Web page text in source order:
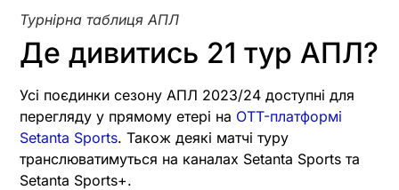
Турнірна таблиця АПЛ
Де дивитись 21 тур АПЛ?
Усі поєдинки сезону АПЛ 2023/24 доступні для
перегляду у прямому етері на OTT-платформі
Setanta Sports. Також деякі матчі туру
транслюватимуться на каналах Setanta Sports та
Setanta Sports+.